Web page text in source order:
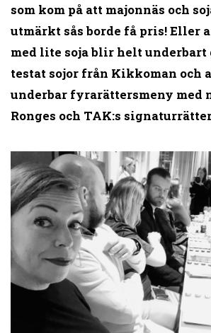
som kom på att majonnäs och
utmärkt sås borde få pris! Eller
med lite soja blir helt underbart
testat sojor från Kikkoman och
underbar fyrarättersmeny med
Ronges och TAK:s